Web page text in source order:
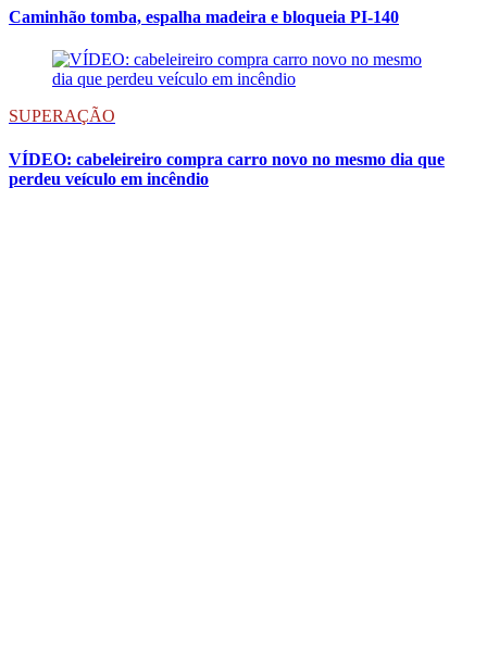
Caminhão tomba, espalha madeira e bloqueia PI-140
SUPERAÇÃO
VÍDEO: cabeleireiro compra carro novo no mesmo dia que
perdeu veículo em incêndio